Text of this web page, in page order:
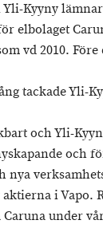
Kyyny
elbolaget
vd 2010.
tackade Yli-
och Yli-
och
i Vapo.
under